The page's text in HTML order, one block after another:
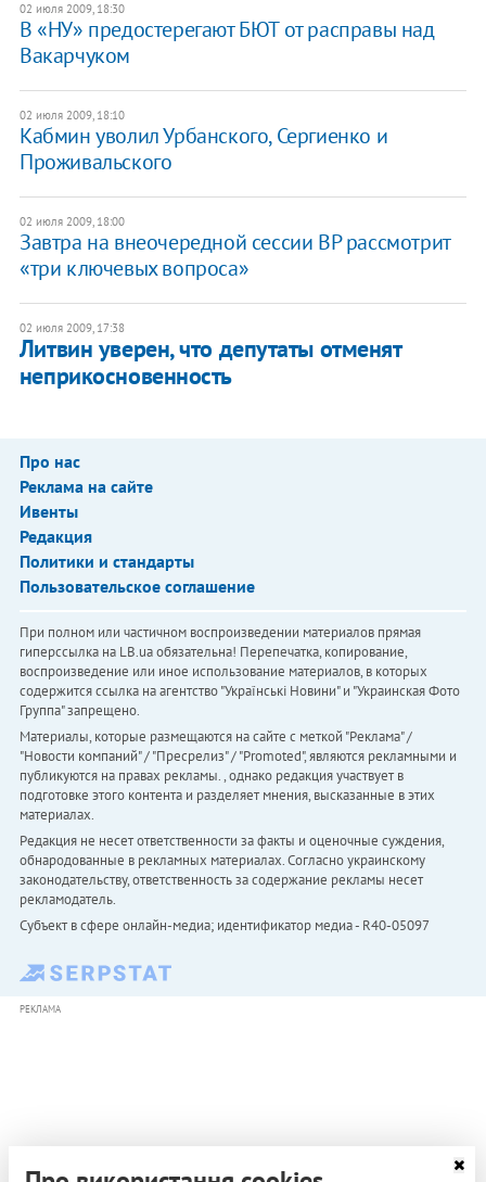
02 июля 2009, 18:30
В «НУ» предостерегают БЮТ от расправы над
Вакарчуком
02 июля 2009, 18:10
Кабмин уволил Урбанского, Сергиенко и
Проживальского
02 июля 2009, 18:00
Завтра на внеочередной сессии ВР рассмотрит
«три ключевых вопроса»
02 июля 2009, 17:38
Литвин уверен, что депутаты отменят
неприкосновенность
Про нас
Реклама на сайте
Ивенты
Редакция
Политики и стандарты
Пользовательское соглашение
При полном или частичном воспроизведении материалов прямая
гиперссылка на LB.ua обязательна! Перепечатка, копирование,
воспроизведение или иное использование материалов, в которых
содержится ссылка на агентство "Українськi Новини" и "Украинская Фото
Группа" запрещено.
Материалы, которые размещаются на сайте с меткой "Реклама" /
"Новости компаний" / "Пресрелиз" / "Promoted", являются рекламными и
публикуются на правах рекламы. , однако редакция участвует в
подготовке этого контента и разделяет мнения, высказанные в этих
материалах.
Редакция не несет ответственности за факты и оценочные суждения,
обнародованные в рекламных материалах. Согласно украинскому
законодательству, ответственность за содержание рекламы несет
рекламодатель.
Субъект в сфере онлайн-медиа; идентификатор медиа - R40-05097
РЕКЛАМА